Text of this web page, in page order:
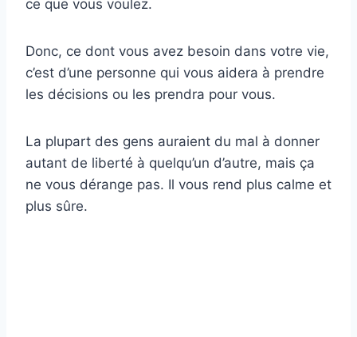
ce que vous voulez.
Donc, ce dont vous avez besoin dans votre vie,
c’est d’une personne qui vous aidera à prendre
les décisions ou les prendra pour vous.
La plupart des gens auraient du mal à donner
autant de liberté à quelqu’un d’autre, mais ça
ne vous dérange pas. Il vous rend plus calme et
plus sûre.